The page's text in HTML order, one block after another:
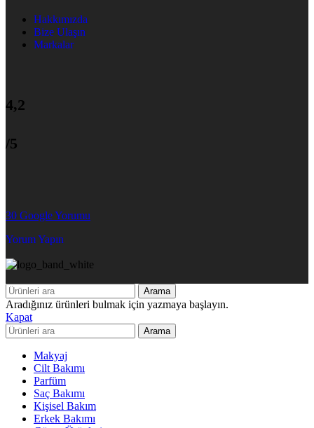
Hakkımızda
Bize Ulaşın
Markalar
4,2
/5
30 Google Yorumu
Yorum Yapın
Arama
Aradığınız ürünleri bulmak için yazmaya başlayın.
Kapat
Arama
Makyaj
Cilt Bakımı
Parfüm
Saç Bakımı
Kişisel Bakım
Erkek Bakımı